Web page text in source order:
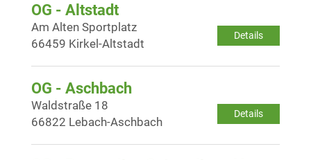
OG - Altstadt
Details
Am Alten Sportplatz
66459 Kirkel-Altstadt
OG - Aschbach
Details
Waldstraße 18
66822 Lebach-Aschbach